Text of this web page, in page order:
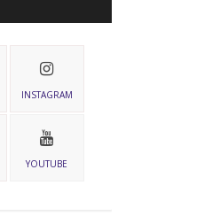
INSTAGRAM
YOUTUBE